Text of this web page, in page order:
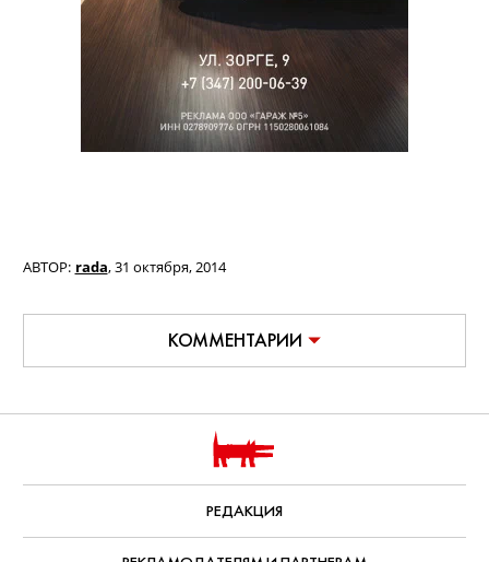
АВТОР: rada,31 октября, 2014
КОММЕНТАРИИ
РЕДАКЦИЯ